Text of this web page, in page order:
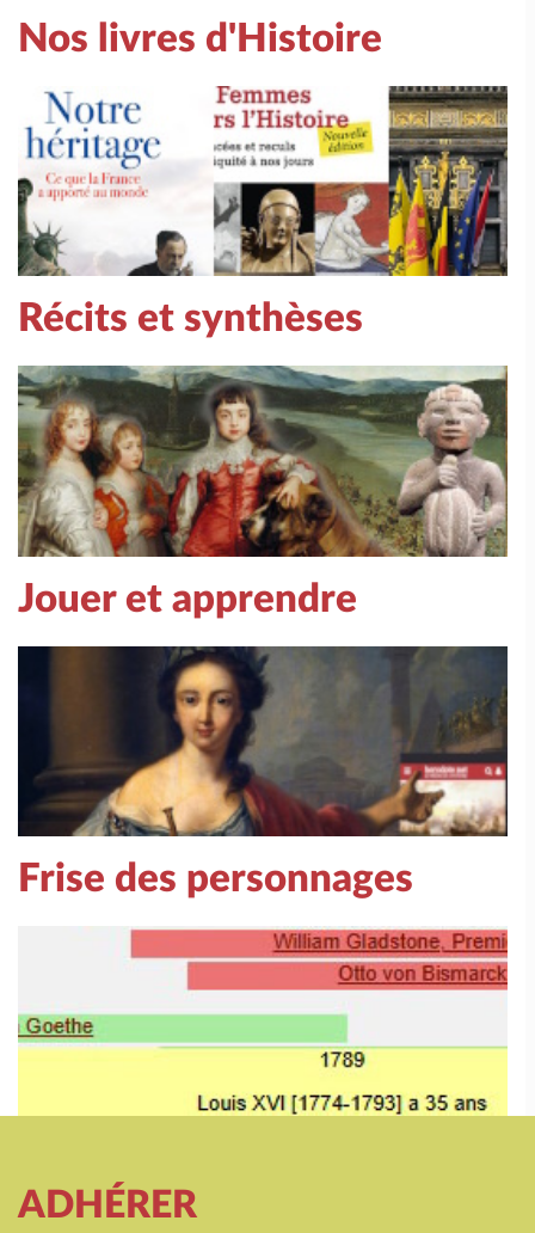
Nos livres d'Histoire
Récits et synthèses
Jouer et apprendre
Frise des personnages
ADHÉRER